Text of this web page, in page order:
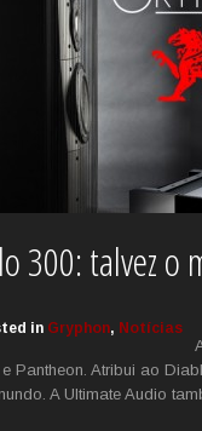
300: talvez
in Gryphon, Notícias
Pantheon. Atribui ao
A Ultimate Audio